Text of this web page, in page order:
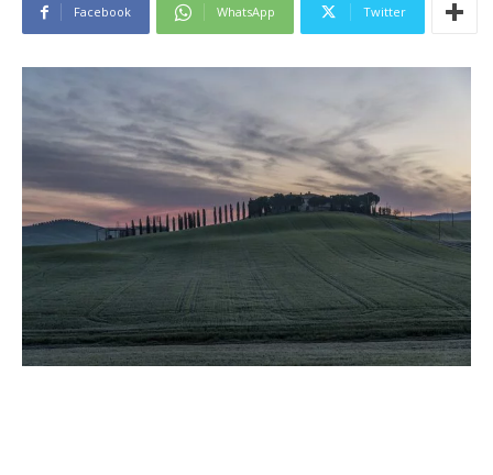
Facebook WhatsApp Twitter